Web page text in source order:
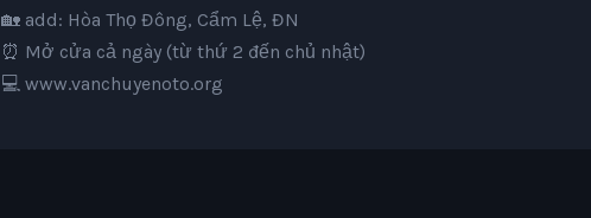
🏡 add: Hòa Thọ Đông, Cẩm Lệ, ĐN
⏰ Mở cửa cả ngày (từ thứ 2 đến chủ nhật)
💻 www.vanchuyenoto.org